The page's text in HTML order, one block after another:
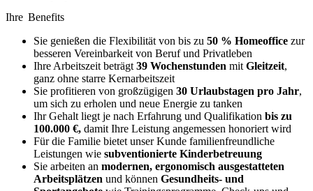
Ihre Benefits
Sie genießen die Flexibilität von bis zu 50 % Homeoffice zur
besseren Vereinbarkeit von Beruf und Privatleben
Ihre Arbeitszeit beträgt 39 Wochenstunden mit Gleitzeit,
ganz ohne starre Kernarbeitszeit
Sie profitieren von großzügigen 30 Urlaubstagen pro Jahr,
um sich zu erholen und neue Energie zu tanken
Ihr Gehalt liegt je nach Erfahrung und Qualifikation bis zu
100.000 €, damit Ihre Leistung angemessen honoriert wird
Für die Familie bietet unser Kunde familienfreundliche
Leistungen wie subventionierte Kinderbetreuung
Sie arbeiten an modernen, ergonomisch ausgestatteten
Arbeitsplätzen und können Gesundheits- und